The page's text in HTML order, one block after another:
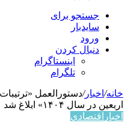
جستجو برای
سایدبار
ورود
دنبال کردن
اینستاگرام
تلگرام
خانه/ اخبار/دستورالعمل
اربعین در سال ۱۴۰۴» ابلاغ شد
اخبار اقتصادي